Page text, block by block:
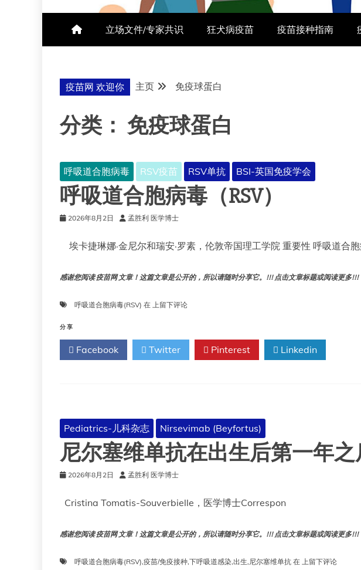
立场文件/专家共识 狂犬病疫苗 疫苗接种指南
疫苗网 欢迎你 主页 免疫球蛋白
分类：免疫球蛋白
呼吸道合胞病毒 RSV疫苗 RSV单抗 BSI-英国免疫学会
呼吸道合胞病毒（RSV）
2026年8月2日 孟胜利 医学博士
埃卡捷琳娜·金尼尔和瑞安·罗素，伦敦帝国理工学院 重要性 呼吸道合
感谢您阅读 疫苗网 文章！这篇文章是公开的，所以请随时分享它。!!! 点击文章标题或阅读更多!!!
呼吸道合胞病毒(RSV) 在 呼
合
胞
病
上留下评论
分享
Facebook Twitter Pinterest Linkedin
Pediatrics-儿科杂志 Nirsevimab (Beyfortus)
尼尔塞维单抗在出生后第一年
2026年8月2日 孟胜利 医学博士
Cristina Tomatis-Souverbielle，医学博士Correspon
感谢您阅读 疫苗网 文章！这篇文章是公开的，所以请随时分享它。!!! 点击文章标题或阅读更多!!!
呼吸道合胞病毒(RSV),疫苗/免疫接种,下呼吸道感染,出生,尼尔塞维单抗 在 尼
上留下评论